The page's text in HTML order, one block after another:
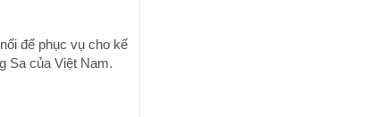
để phục vụ cho kế
Sa của Việt Nam.